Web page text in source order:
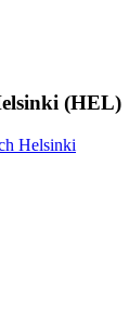
(HEL)
Helsinki